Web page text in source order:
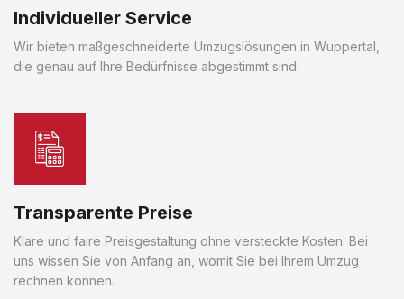
Individueller Service
Wir bieten maßgeschneiderte Umzugslösungen in Wuppertal,
die genau auf Ihre Bedürfnisse abgestimmt sind.
Transparente Preise
Klare und faire Preisgestaltung ohne versteckte Kosten. Bei
uns wissen Sie von Anfang an, womit Sie bei Ihrem Umzug
rechnen können.